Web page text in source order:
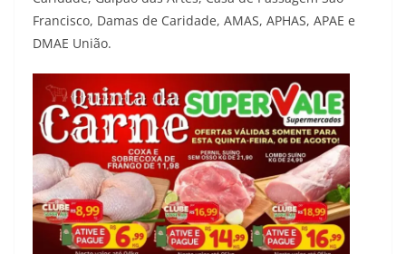
Francisco, Damas de Caridade, AMAS, APHAS, APAE e
DMAE União.